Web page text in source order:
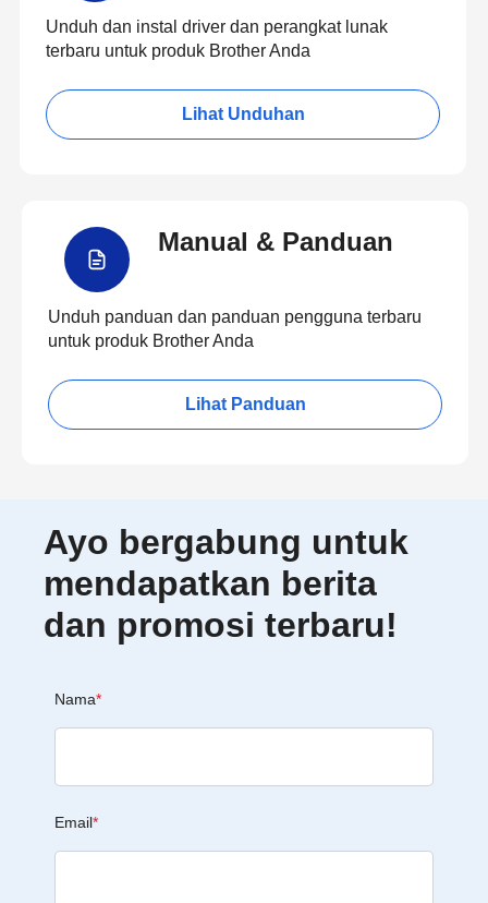
Unduh dan instal driver dan perangkat lunak
terbaru untuk produk Brother Anda
Lihat Unduhan
Manual & Panduan
Unduh panduan dan panduan pengguna terbaru
untuk produk Brother Anda
Lihat Panduan
Ayo bergabung untuk
mendapatkan berita
dan promosi terbaru!
Nama*
Email*